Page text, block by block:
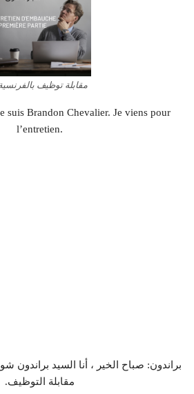
مقابلة توظيف بالفرنسية
suis Brandon Chevalier. Je viens pour
l’entretien.
براندون: صباح الخير ، أنا السيد
مقابلة التوظيف.